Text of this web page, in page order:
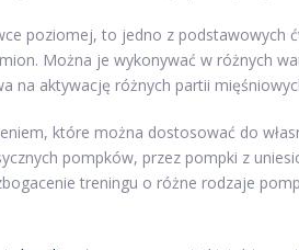
poziomej, to jedno z podstawowych
Można je wykonywać w różnych
na aktywację różnych partii
które można dostosować do
pompków, przez pompki z
treningu o różne rodzaje